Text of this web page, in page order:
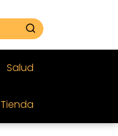
Salud
Tienda